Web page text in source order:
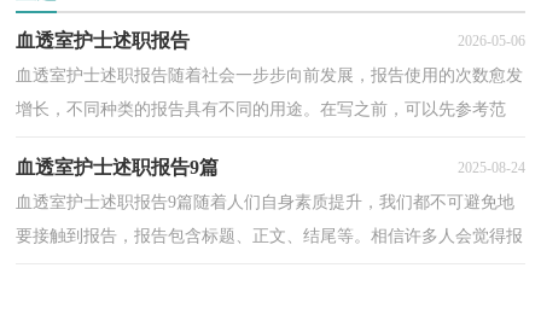
血透室护士述职报告 2026-05-06
血透室护士述职报告随着社会一步步向前发展，报告使用的次数愈发
增长，不同种类的报告具有不同的用途。在写之前，可以先参考范
血透室护士述职报告9篇 2025-08-24
血透室护士述职报告9篇随着人们自身素质提升，我们都不可避免地
要接触到报告，报告包含标题、正文、结尾等。相信许多人会觉得报